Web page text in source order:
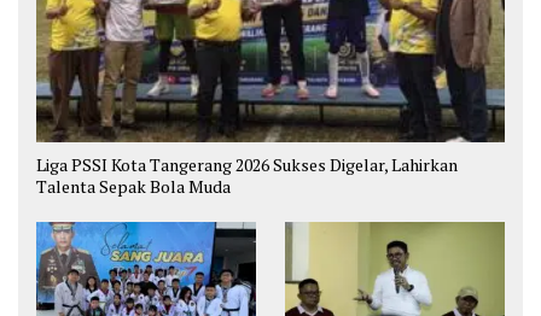
Liga PSSI Kota Tangerang 2026 Sukses Digelar, Lahirkan
Talenta Sepak Bola Muda